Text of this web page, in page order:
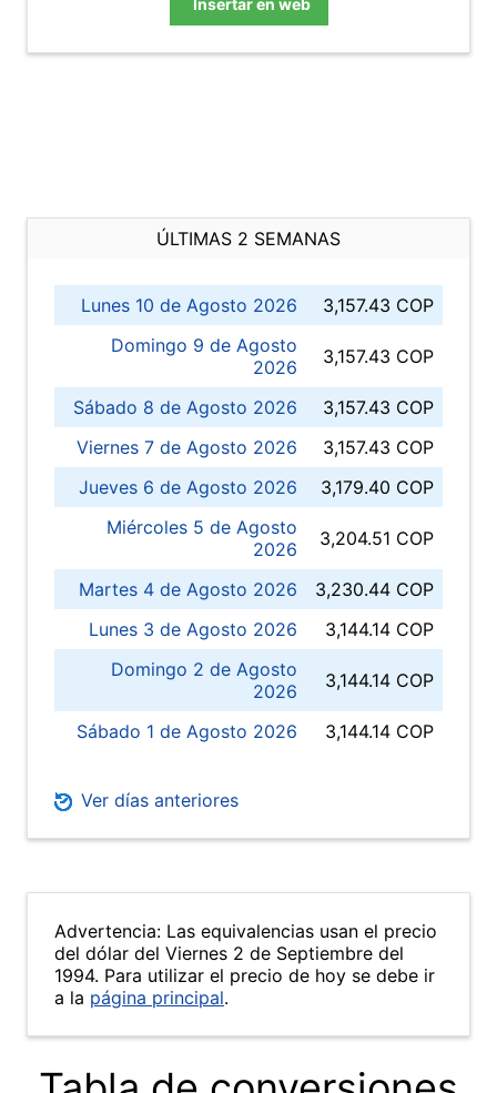
Insertar en web
ÚLTIMAS 2 SEMANAS
Lunes 10 de Agosto 2026
3,157.43 COP
Domingo 9 de Agosto
2026
3,157.43 COP
Sábado 8 de Agosto 2026
3,157.43 COP
Viernes 7 de Agosto 2026
3,157.43 COP
Jueves 6 de Agosto 2026
3,179.40 COP
Miércoles 5 de Agosto
2026
3,204.51 COP
Martes 4 de Agosto 2026
3,230.44 COP
Lunes 3 de Agosto 2026
3,144.14 COP
Domingo 2 de Agosto
2026
3,144.14 COP
Sábado 1 de Agosto 2026 3,144.14 COP
Ver días anteriores
Advertencia: Las equivalencias usan el precio
del dólar del Viernes 2 de Septiembre del
1994. Para utilizar el precio de hoy se debe ir
a la página principal.